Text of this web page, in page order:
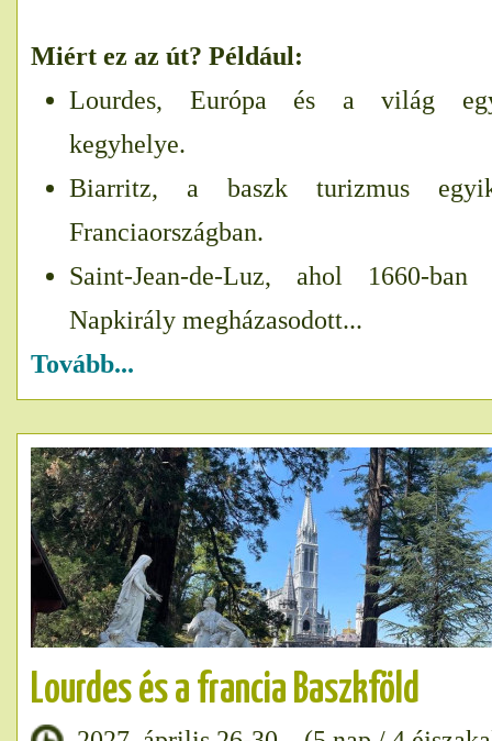
Miért ez az út? Például:
Lourdes, Európa és a világ
kegyhelye.
Biarritz, a baszk turizmus egyik
Franciaországban.
Saint-Jean-de-Luz, ahol 1660-
Napkirály megházasodott...
Tovább...
Lourdes és a francia Baszkföld